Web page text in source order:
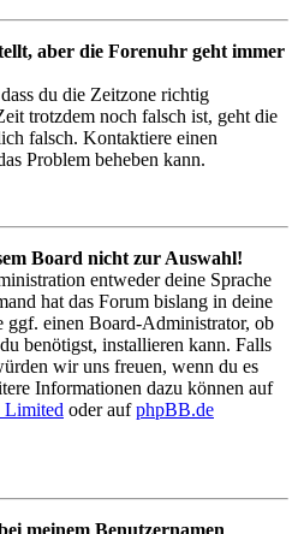
aber die Forenuhr geht immer
du die Zeitzone richtig
trotzdem noch falsch ist, geht die
falsch. Kontaktiere einen
Problem beheben kann.
Board nicht zur Auswahl!
entweder deine Sprache
hat das Forum bislang in deine
ggf. einen Board-Administrator, ob
benötigst, installieren kann. Falls
wir uns freuen, wenn du es
Informationen dazu können auf
oder aufphpBB.de